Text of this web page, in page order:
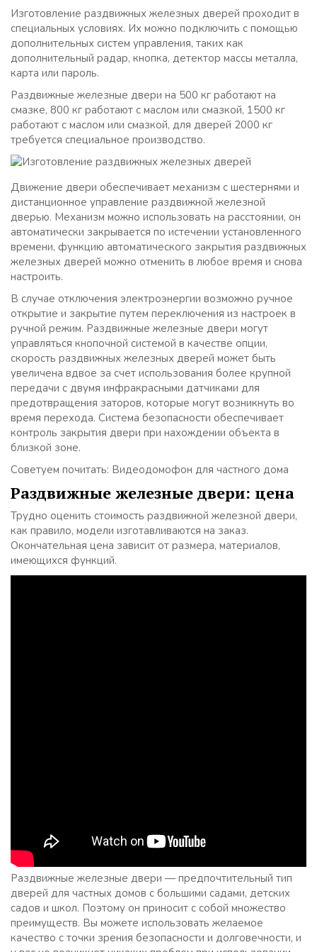
Изготовление раздвижных железных дверей проходит в
специальных условиях. Их можно подключить с помощью
дополнительных систем управления, таких как
дополнительный радар, кнопка, детектор массы металла,
карта или пароль.
Раздвижные железные двери на 500 кг работают на
смазке, 800 кг работают с маслом или смазкой, 1500 кг
работают с маслом или смазкой, для дверей 2000 кг
требуется специальное производство.
Движение двери обеспечивает механизм с шестернями и
дистанционное управление раздвижной железной
дверью. Механизм можно использовать на расстоянии, он
автоматически закрывается по истечении установленного
времени, функцию автоматического закрытия раздвижных
железных дверей можно отменить в любое время и снова
настроить.
В случае отключения электроэнергии возможно ручное
открытие и закрытие путем переключения из настроек в
ручной режим. Раздвижные железные двери могут
управляться кнопочной системой в качестве опции,
скорость раздвижных железных дверей может быть
увеличена вдвое за счет использования более крупной
передачи с двумя инфракрасными датчиками для
предотвращения заторов, которые могут возникнуть во
время перехода. Система безопасности обеспечивает
контроль закрытия двери при нахождении объекта в
близкой зоне.
Советуем почитать: Видеодомофон для частного дома
Раздвижные железные двери: цена
Трудно оценить стоимость раздвижной железной двери,
как правило, модели изготавливаются на заказ.
Окончательная цена зависит от размера, материалов,
имеющихся функций.
Раздвижные железные двери — предпочтительный тип
дверей для частных домов с большими садами, детских
садов и школ. Поэтому он приносит с собой множество
преимуществ. Вы можете использовать желаемое
качество с точки зрения безопасности и долговечности, и